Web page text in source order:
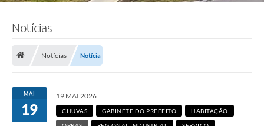
Notícias
Notícias Notícia
MAI
19
19 MAI 2026
CHUVAS GABINETE DO PREFEITO HABITAÇÃO
i
o